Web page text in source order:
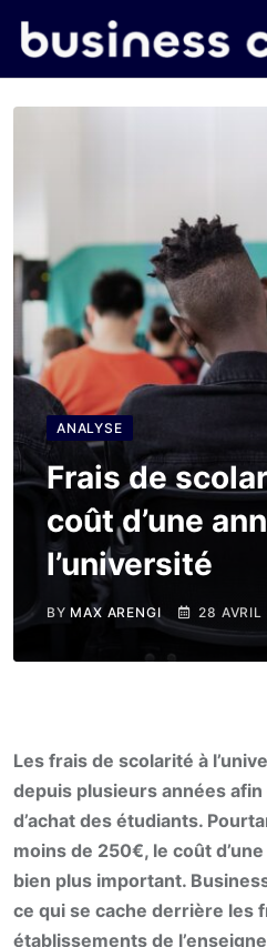
ANALYSE
Frais de
coût d’une
l’université
BY MAX ARENGI 28 AVRIL
Les frais de scolarité à
depuis plusieurs années
d’achat des étudiants.
moins de 250€, le coût
bien plus important.
ce qui se cache derrière les
établissements de